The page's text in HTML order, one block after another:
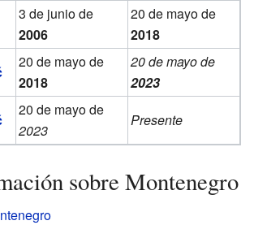
3 de junio de
2006
20 de mayo de
2018
20 de mayo de
2018
20 de mayo de
2023
20 de mayo de
2023
Presente
sobre Montenegro